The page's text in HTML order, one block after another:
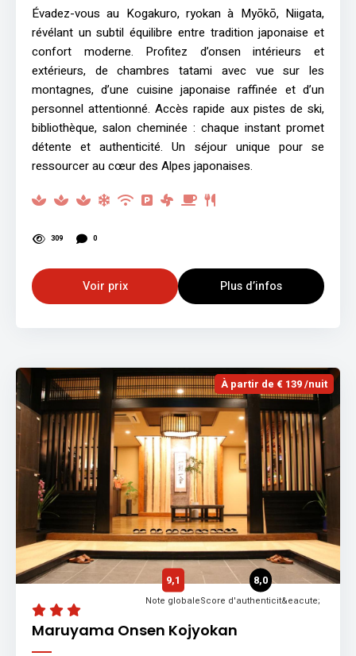
Évadez-vous au Kogakuro, ryokan à Myōkō, Niigata,
révélant un subtil équilibre entre tradition japonaise et
confort moderne. Profitez d’onsen intérieurs et
extérieurs, de chambres tatami avec vue sur les
montagnes, d’une cuisine japonaise raffinée et d’un
personnel attentionné. Accès rapide aux pistes de ski,
bibliothèque, salon cheminée : chaque instant promet
détente et authenticité. Un séjour unique pour se
ressourcer au cœur des Alpes japonaises.
309 0
Voir prix Plus d’infos
À partir de € 139 /nuit
Maruyama Onsen Kojyokan
9,1
Note globale
8,0
Score d'authenticit&eacute;